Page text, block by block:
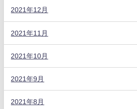
2021年12月
2021年11月
2021年10月
2021年9月
2021年8月